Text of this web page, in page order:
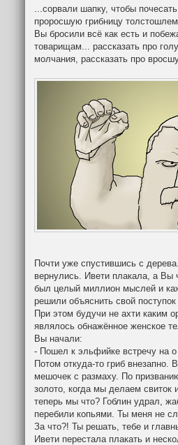
...сорвали шапку, чтобы
проросшую грибницу
Вы бросили всё как есть и
товарищам... рассказать про
молчания, рассказать про
Почти уже спустившись с
вернулись. Ивети плакала, а Вы
был целый миллион мыслей и
решили объяснить свой
При этом будучи не ахти каким
являлось обнажённое женское
Вы начали:
- Пошел к эльфийке встречу на
Потом откуда-то гриб
мешочек с размаху. По
золото, когда мы делаем
теперь мы что? Гоблин удрал,
перебили копьями. Ты меня не
За что?! Ты решать, тебе и
Ивети перестала плакать и